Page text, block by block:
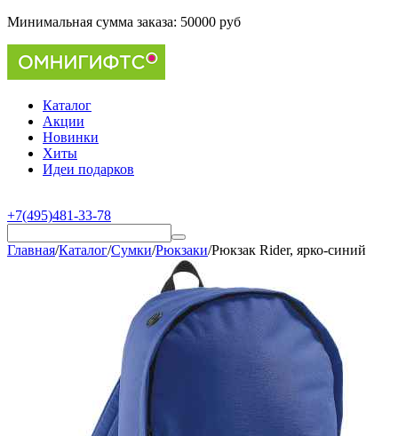
Минимальная сумма заказа: 50000 руб
Каталог
Акции
Новинки
Хиты
Идеи подарков
+7(495)481-33-78
Главная/Каталог/Сумки/Рюкзаки/Рюкзак Rider, ярко-синий